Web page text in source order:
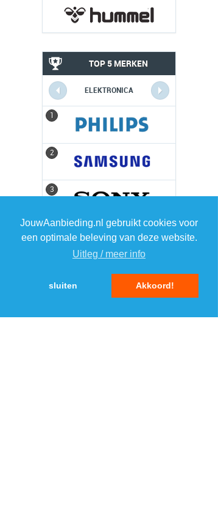
JouwAanbieding.nl gebruikt cookies voor
een optimale beleving van deze website.
Uitleg / meer info
sluiten Akkoord!
TOP 5 MERKEN
ELEKTRONICA
1
2
3
4 4